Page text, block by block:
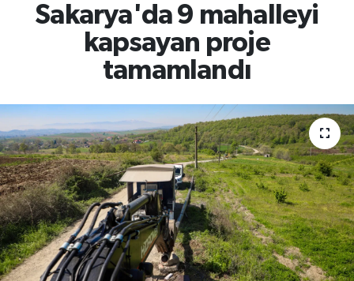
Sakarya'da 9 mahalleyi
kapsayan proje
tamamlandı
Genel
Gündem
Otomobil
Sağlık
Teknoloji
Yaşam
Son Dakika Haberleri
Haber Arşivi